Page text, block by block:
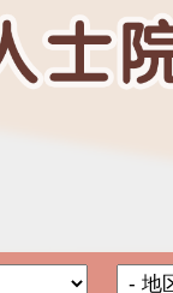
院舍类别